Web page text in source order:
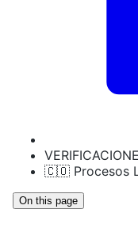
🇨🇴 Procesos
On this page